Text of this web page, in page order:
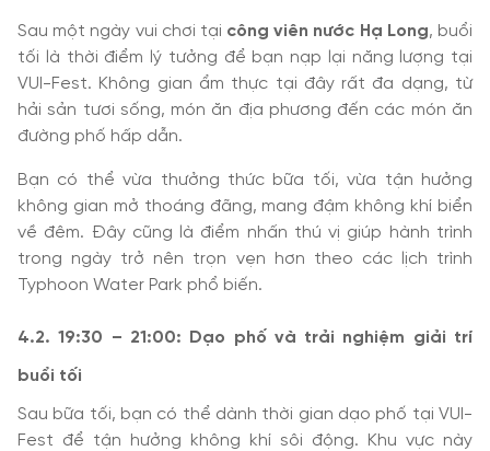
Sau một ngày vui chơi tại công viên nước Hạ Long, buổi
tối là thời điểm lý tưởng để bạn nạp lại năng lượng tại
VUI-Fest. Không gian ẩm thực tại đây rất đa dạng, từ
hải sản tươi sống, món ăn địa phương đến các món ăn
đường phố hấp dẫn.
Bạn có thể vừa thưởng thức bữa tối, vừa tận hưởng
không gian mở thoáng đãng, mang đậm không khí biển
về đêm. Đây cũng là điểm nhấn thú vị giúp hành trình
trong ngày trở nên trọn vẹn hơn theo các lịch trình
Typhoon Water Park phổ biến.
4.2. 19:30 – 21:00: Dạo phố và trải nghiệm giải trí
buổi tối
Sau bữa tối, bạn có thể dành thời gian dạo phố tại VUI-
Fest để tận hưởng không khí sôi động. Khu vực này